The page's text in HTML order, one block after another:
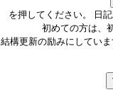
を押してください。 日
初めての方は、
結構更新の励みにしてい